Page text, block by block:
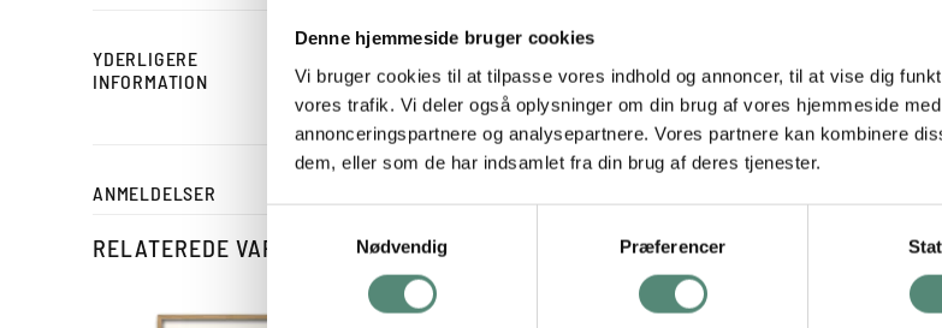
Denne hjemmeside bruger cookies
Vi bruger cookies til at tilpasse vores indhold og annoncer, til at vise dig
vores trafik. Vi deler også oplysninger om din brug af vores hjemmeside
annonceringspartnere og analysepartnere. Vores partnere kan kombinere
dem, eller som de har indsamlet fra din brug af deres tjenester.
Nødvendig
Præferencer
YDERLIGERE
INFORMATION
STØRRELSE 29,7×42 cm, 42×59,4 cm, 50×70 cm
ANMELDELSER
RELATEREDE VARER